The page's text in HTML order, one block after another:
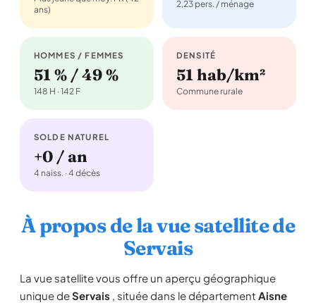
ans)
2,23 pers. / ménage
HOMMES / FEMMES
51 % / 49 %
148 H · 142 F
DENSITÉ
51 hab/km²
Commune rurale
SOLDE NATUREL
+0 / an
4 naiss. · 4 décès
À propos de la vue satellite de
Servais
La vue satellite vous offre un aperçu géographique
unique deServais , située dans le département Aisne